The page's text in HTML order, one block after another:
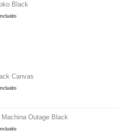
Black
Canvas
Outage Black